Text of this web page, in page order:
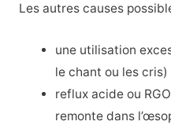
Les autres causes
une utilisation
le chant ou les cris)
reflux acide ou
remonte dans